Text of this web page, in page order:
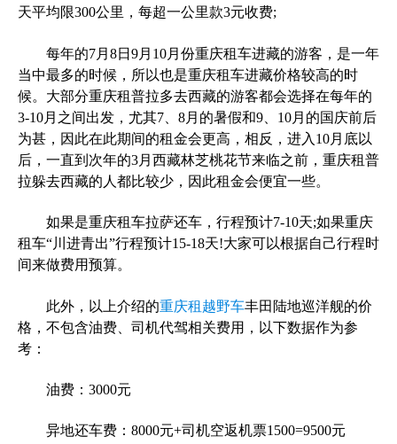
天平均限300公里，每超一公里款3元收费;
每年的7月8日9月10月份重庆租车进藏的游客，是一年
当中最多的时候，所以也是重庆租车进藏价格较高的时
候。大部分重庆租普拉多去西藏的游客都会选择在每年的
3-10月之间出发，尤其7、8月的暑假和9、10月的国庆前后
为甚，因此在此期间的租金会更高，相反，进入10月底以
后，一直到次年的3月西藏林芝桃花节来临之前，重庆租普
拉躲去西藏的人都比较少，因此租金会便宜一些。
如果是重庆租车拉萨还车，行程预计7-10天;如果重庆
租车“川进青出”行程预计15-18天!大家可以根据自己行程时
间来做费用预算。
此外，以上介绍的重庆租越野车丰田陆地巡洋舰的价
格，不包含油费、司机代驾相关费用，以下数据作为参
考：
油费：3000元
异地还车费：8000元+司机空返机票1500=9500元